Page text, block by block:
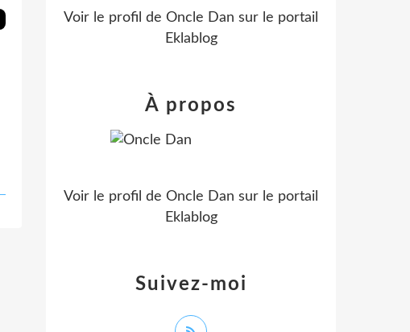
Voir le profil de Oncle Dan sur le portail
Eklablog
Suivez-moi
À propos
Voir le profil de Oncle Dan sur le portail
Eklablog